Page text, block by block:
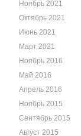
Ноябрь 2021
Октябрь 2021
Июнь 2021
Март 2021
Ноябрь 2016
Май 2016
Апрель 2016
Ноябрь 2015
Сентябрь 2015
Август 2015